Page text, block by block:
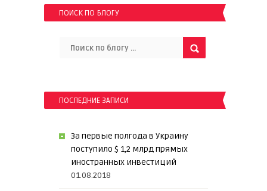
ПОИСК ПО БЛОГУ
ПОСЛЕДНИЕ ЗАПИСИ
За первые полгода в Украину
поступило $ 1,2 млрд прямых
иностранных инвестиций
01.08.2018